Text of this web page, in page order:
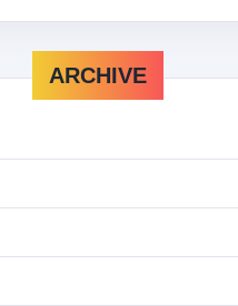
ARCHIVE